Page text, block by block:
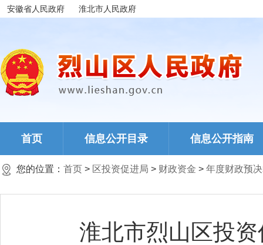
安徽省人民政府 淮北市人民政府
首页 信息公开目录 信息公开指南
您的位置： 首页 > 区投资促进局 > 财政资金 > 年度财政预
淮北市烈山区投